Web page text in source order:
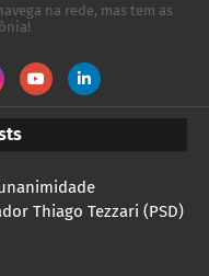
na rede, mas tem as
Thiago Tezzari (PSD)